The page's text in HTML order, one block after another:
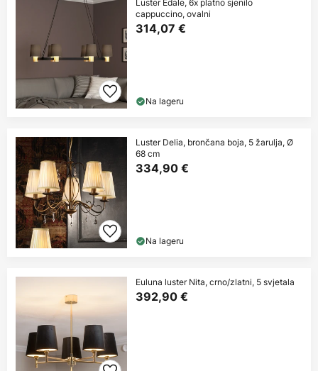
Luster Edale, 6x platno sjenilo
cappuccino, ovalni
314,07 €
Na lageru
Luster Delia, brončana boja, 5 žarulja, Ø
68 cm
334,90 €
Na lageru
Euluna luster Nita, crno/zlatni, 5 svjetala
392,90 €